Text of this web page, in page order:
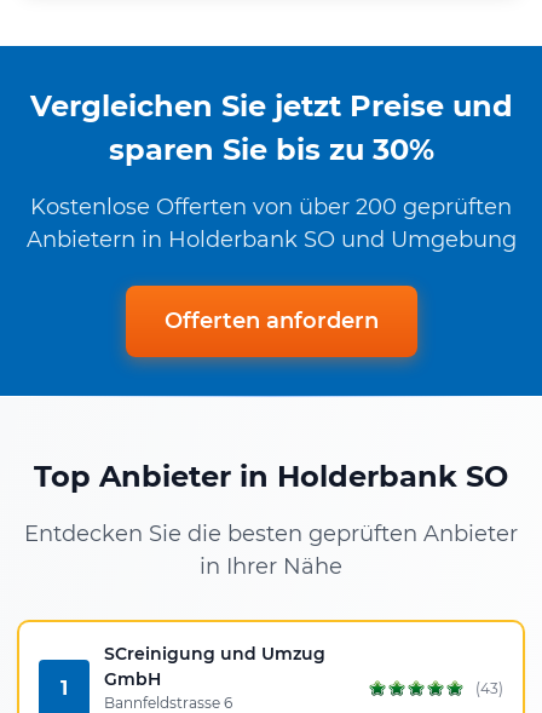
Vergleichen Sie jetzt Preise und
sparen Sie bis zu 30%
Kostenlose Offerten von über 200 geprüften
Anbietern in Holderbank SO und Umgebung
Offerten anfordern
Top Anbieter in Holderbank SO
Entdecken Sie die besten geprüften Anbieter
in Ihrer Nähe
1
SCreinigung und Umzug
GmbH
Bannfeldstrasse 6
(43)